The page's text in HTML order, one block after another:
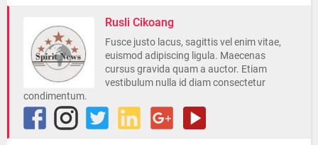
Rusli Cikoang
Fusce justo lacus, sagittis vel enim vitae,
euismod adipiscing ligula. Maecenas
cursus gravida quam a auctor. Etiam
vestibulum nulla id diam consectetur
condimentum.
Pesan Hari